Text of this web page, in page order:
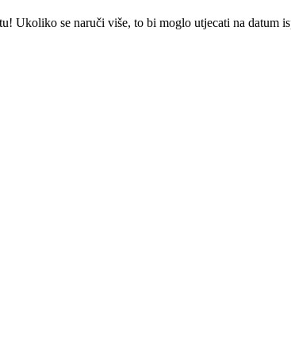
Ukoliko se naruči više, to bi moglo utjecati na datum